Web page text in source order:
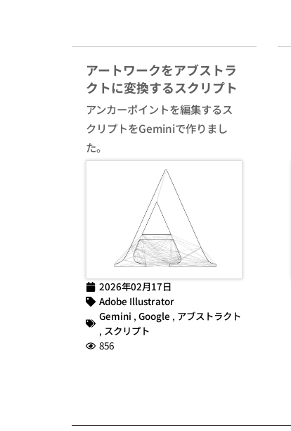
アートワークをアブストラ
クトに変換するスクリプト
アンカーポイントを編集するス
クリプトをGeminiで作りまし
た。
2026年02月17日
Adobe Illustrator
Gemini , Google , アブストラクト
, スクリプト
856